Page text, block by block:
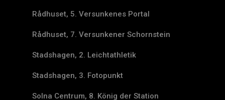
Rådhuset, 5. Versunkenes Portal
Rådhuset, 7. Versunkener Schornstein
Stadshagen, 2. Leichtathletik
Stadshagen, 3. Fotopunkt
Solna Centrum, 8. König der Station